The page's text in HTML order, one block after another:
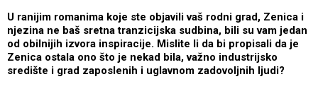
U ranijim romanima koje ste objavili vaš rodni grad, Zenica i
njezina ne baš sretna tranzicijska sudbina, bili su vam jedan
od obilnijih izvora inspiracije. Mislite li da bi propisali da je
Zenica ostala ono što je nekad bila, važno industrijsko
središte i grad zaposlenih i uglavnom zadovoljnih ljudi?